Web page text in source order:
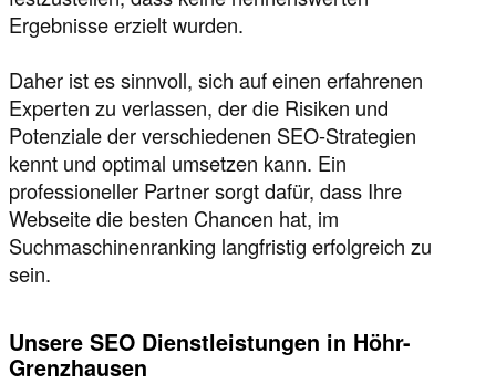
Ergebnisse erzielt wurden.
Daher ist es sinnvoll, sich auf einen erfahrenen
Experten zu verlassen, der die Risiken und
Potenziale der verschiedenen SEO-Strategien
kennt und optimal umsetzen kann. Ein
professioneller Partner sorgt dafür, dass Ihre
Webseite die besten Chancen hat, im
Suchmaschinenranking langfristig erfolgreich zu
sein.
Unsere SEO Dienstleistungen in Höhr-
Grenzhausen